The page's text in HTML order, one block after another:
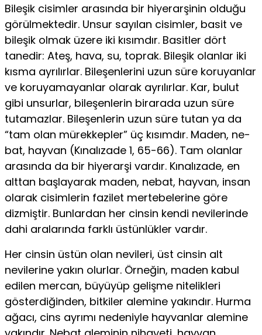
Bileşik cisimler arasında bir hiye­rarşinin olduğu
görülmektedir. Unsur sayılan cisimler, basit ve
bileşik olmak üzere iki kısımdır. Basitler dört
tanedir: Ateş, hava, su, toprak. Bileşik olanlar iki
kısma ayrılırlar. Bileşenlerini uzun süre koruyanlar
ve koruyamayanlar olarak ayrılırlar. Kar, bulut
gibi unsurlar, bileşenlerin birarada uzun süre
tutamazlar. Bi­leşenlerin uzun süre tutan ya da
“tam olan mürekkepler” üç kısımdır. Maden, ne­
bat, hayvan (Kınalızade 1, 65-66). Tam olanlar
arasında da bir hiyerarşi vardır. Kınalızade, en
alttan başlayarak maden, nebat, hayvan, insan
olarak cisimlerin fazilet mertebelerine göre
dizmiştir. Bunlardan her cinsin kendi nevilerinde
dahi aralarında farklı üstünlükler vardır.
Her cinsin üstün olan nevileri, üst cinsin alt
nevilerine yakın olurlar. Örneğin, maden kabul
edilen mercan, büyüyüp gelişme nitelikleri
gösterdiğinden, bitkiler alemine yakındır. Hurma
ağacı, cins ayrımı ne­deniyle hayvanlar alemine